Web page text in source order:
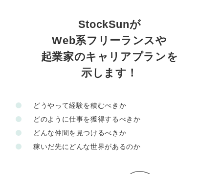
認定パートナー
インターン
StockSunが
Web系フリーランスや
起業家のキャリアプランを
示します！
どうやって経験を積むべきか
どのように仕事を獲得するべきか
どんな仲間を見つけるべきか
稼いだ先にどんな世界があるのか